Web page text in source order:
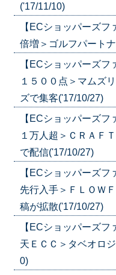
('17/11/10)
【ECショッパーズ
倍増＞ゴルフパート
【ECショッパーズ
１５００点＞マムズ
ズで集客('17/10/27)
【ECショッパーズ
１万人超＞ＣＲＡＦ
で配信('17/10/27)
【ECショッパーズ
先行入手＞ＦＬＯＷ
稿が拡散('17/10/27)
【ECショッパーズ
天ＥＣＣ＞タベオロ
0)